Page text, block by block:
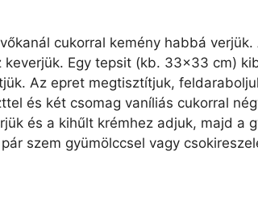
cukorral kemény habbá
Egy tepsit (kb. 33×33 cm)
Az epret megtisztítjuk,
és két csomag vaníliás cukorral
és a kihűlt krémhez adjuk, majd a
szem gyümölccsel vagy